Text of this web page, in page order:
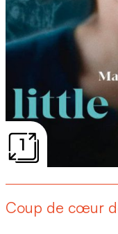
1
Coup de cœur